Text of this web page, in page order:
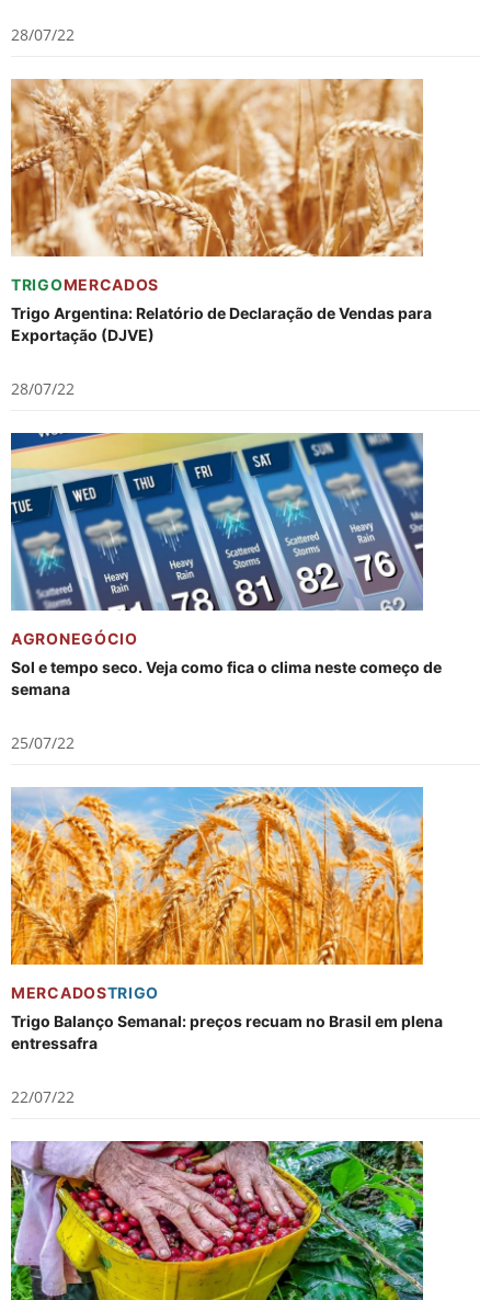
28/07/22
TRIGOMERCADOS
Trigo Argentina: Relatório de Declaração de Vendas para
Exportação (DJVE)
28/07/22
AGRONEGÓCIO
Sol e tempo seco. Veja como fica o clima neste começo de
semana
25/07/22
MERCADOSTRIGO
Trigo Balanço Semanal: preços recuam no Brasil em plena
entressafra
22/07/22